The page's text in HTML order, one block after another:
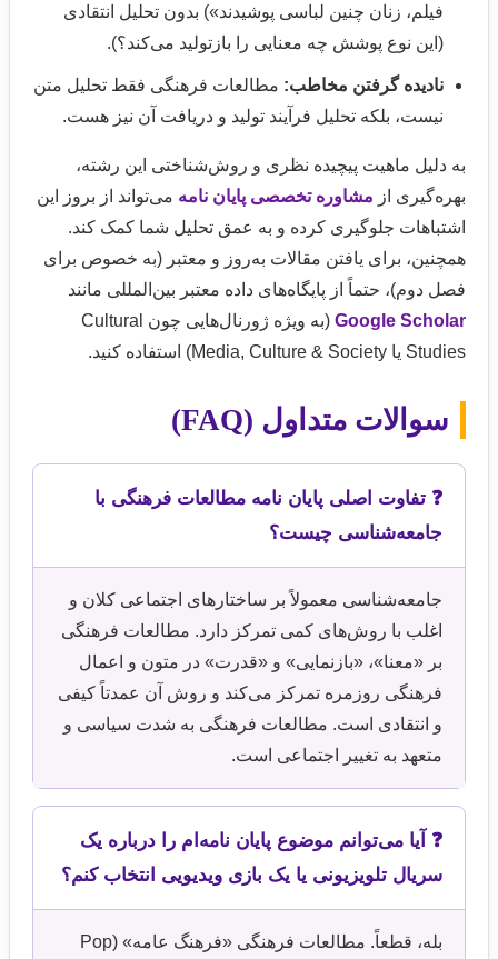
فیلم، زنان چنین لباسی پوشیدند») بدون تحلیل انتقادی
(این نوع پوشش چه معنایی را بازتولید می‌کند؟).
نادیده گرفتن مخاطب: مطالعات فرهنگی فقط تحلیل متن
نیست، بلکه تحلیل فرآیند تولید و دریافت آن نیز هست.
به دلیل ماهیت پیچیده نظری و روش‌شناختی این رشته،
بهره‌گیری از مشاوره تخصصی پایان نامه می‌تواند از بروز این
اشتباهات جلوگیری کرده و به عمق تحلیل شما کمک کند.
همچنین، برای یافتن مقالات به‌روز و معتبر (به خصوص برای
فصل دوم)، حتماً از پایگاه‌های داده معتبر بین‌المللی مانند
Google Scholar
(به ویژه ژورنال‌هایی چون Cultural
Studies یا Media, Culture & Society) استفاده کنید.
سوالات متداول (FAQ)
❓ تفاوت اصلی پایان نامه مطالعات فرهنگی با
جامعه‌شناسی چیست؟
جامعه‌شناسی معمولاً بر ساختارهای اجتماعی کلان و
اغلب با روش‌های کمی تمرکز دارد. مطالعات فرهنگی
بر «معنا»، «بازنمایی» و «قدرت» در متون و اعمال
فرهنگی روزمره تمرکز می‌کند و روش آن عمدتاً کیفی
و انتقادی است. مطالعات فرهنگی به شدت سیاسی و
متعهد به تغییر اجتماعی است.
❓ آیا می‌توانم موضوع پایان نامه‌ام را درباره یک
سریال تلویزیونی یا یک بازی ویدیویی انتخاب کنم؟
بله، قطعاً. مطالعات فرهنگی «فرهنگ عامه» (Pop